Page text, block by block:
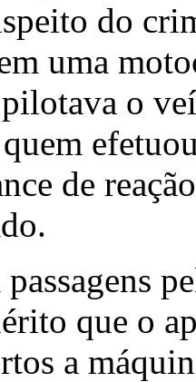
do
uma
o
de
que o
a